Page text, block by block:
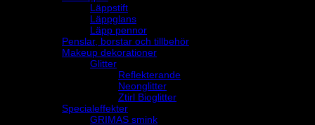
Läppstift
Läppglans
Läpp pennor
Penslar, borstar och tillbehör
Makeup dekorationer
Glitter
Reflekterande
Neonglitter
Ztirl Bioglitter
Specialeffekter
GRIMAS smink